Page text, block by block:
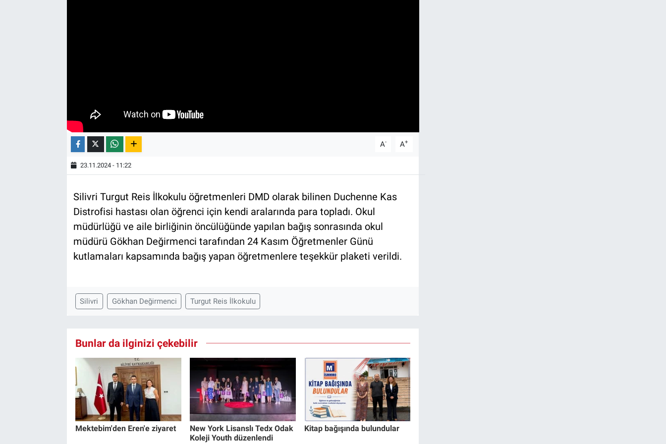
A- A+
23.11.2024 - 11:22
Silivri Turgut Reis İlkokulu öğretmenleri DMD olarak bilinen Duchenne Kas
Distrofisi hastası olan öğrenci için kendi aralarında para topladı. Okul
müdürlüğü ve aile birliğinin öncülüğünde yapılan bağış sonrasında okul
müdürü Gökhan Değirmenci tarafından 24 Kasım Öğretmenler Günü
kutlamaları kapsamında bağış yapan öğretmenlere teşekkür plaketi verildi.
Silivri Gökhan Değirmenci Turgut Reis İlkokulu
Bunlar da ilginizi çekebilir
Mektebim'den Eren'e ziyaret
New York Lisanslı Tedx Odak
Koleji Youth düzenlendi
Kitap bağışında bulundular